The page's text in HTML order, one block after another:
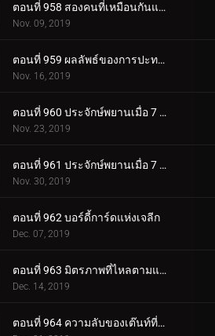
ตอนที่ 958 สองคนที่เหมือนกันแต่เข้ากันไม่ได้[11]
Nov. 09, 2019
ตอนที่ 959 ผลลัพธ์ของการปะทะกัน
Nov. 16, 2019
ตอนที่ 960 ประจักษ์พยานเมื่อ 7 ปีก่อน (ตอนแรก)
Nov. 23, 2019
ตอนที่ 961 ประจักษ์พยานเมื่อ 7 ปีก่อน (ตอนจบ)
Nov. 30, 2019
ตอนที่ 962 บอร์ดี้การ์ดแห่งเจลีก
Dec. 07, 2019
ตอนที่ 963 มิตรภาพที่ไหลตามแม่น้ำ
Dec. 14, 2019
ตอนที่ 964 ความลับของเต๊นท์ที่ถูกเผาไหม้ (ตอนแรก)